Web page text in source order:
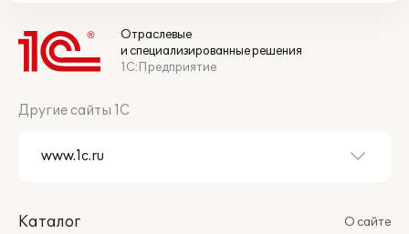
Отраслевые
и специализированные решения
1С:Предприятие
Другие сайты 1С
Каталог
О сайте